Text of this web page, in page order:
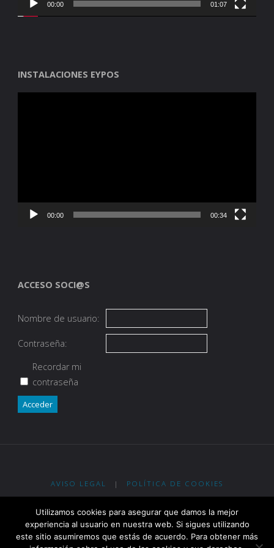
00:00 01:07
INSTALACIONES EYPOS
00:00 00:34
ACCESO SOCI@S
Nombre de usuario:
Contraseña:
Recordar mi
contraseña
Acceder
AVISO LEGAL | POLÍTICA DE COOKIES
Eypos Club de Tiro con Arco - R. G. Ent. Dep. Gobierno de La Rioja
nº 2-0913 - R. RFETA nº 2.400
Utilizamos cookies para asegurar que damos la mejor
experiencia al usuario en nuestra web. Si sigues utilizando
este sitio asumiremos que estás de acuerdo. Para obtener más